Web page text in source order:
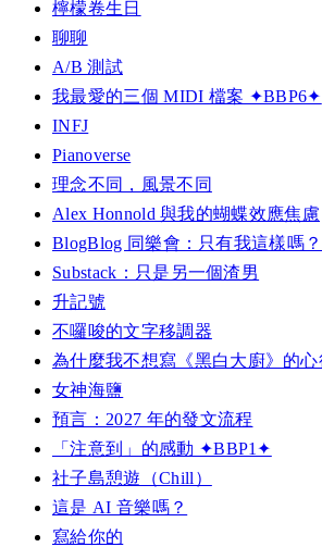
檸檬卷生日
聊聊
A/B 測試
我最愛的三個 MIDI 檔案 ✦BBP6✦
INFJ
Pianoverse
理念不同，風景不同
Alex Honnold 與我的蝴蝶效應焦慮
BlogBlog 同樂會：只有我這樣嗎？
Substack：只是另一個渣男
升記號
不囉唆的文字移調器
為什麼我不想寫《黑白大廚》的心
女神海鹽
預言：2027 年的發文流程
「注意到」的感動 ✦BBP1✦
社子島憩遊（Chill）
這是 AI 音樂嗎？
寫給你的